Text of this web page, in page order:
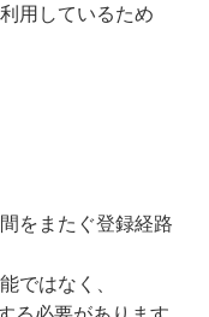
用しているため
をまたぐ登録経路
ではなく、